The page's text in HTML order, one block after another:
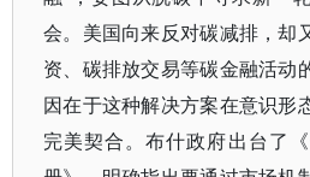
会。美国向来反对碳减排，却
资、碳排放交易等碳金融活动
因在于这种解决方案在意识形
完美契合。布什政府出台了